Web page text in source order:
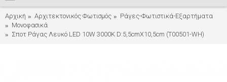
Αρχική Αρχιτεκτονικός Φωτισμός
Ράγες-Φωτιστικά-Εξαρτήματα
Μονοφασικά
Σποτ Ράγας Λευκό LED 10W 3000K D:5,5cmX10,5cm (T00501-WH)